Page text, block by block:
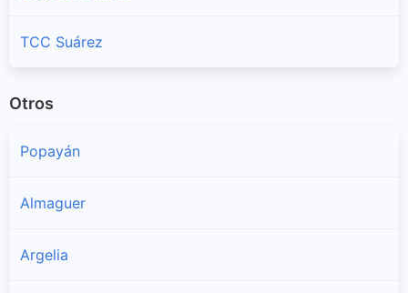
TCC Suárez
Otros
Popayán
Almaguer
Argelia